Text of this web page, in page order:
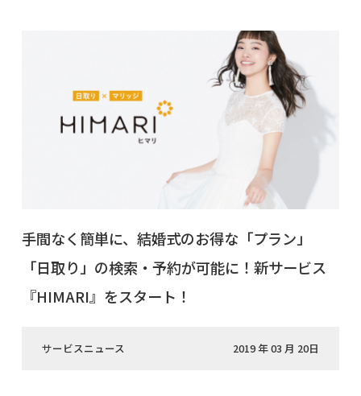
手間なく簡単に、結婚式のお得な「プラン」
「日取り」の検索・予約が可能に！新サービス
『HIMARI』をスタート！
サービスニュース 2019 年 03 月 20日